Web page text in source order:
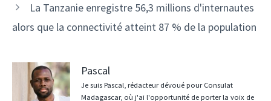
La Tanzanie enregistre 56,3 millions d'internautes
alors que la connectivité atteint 87 % de la population
Pascal
Je suis Pascal, rédacteur dévoué pour Consulat
Madagascar, où j'ai l'opportunité de porter la voix de